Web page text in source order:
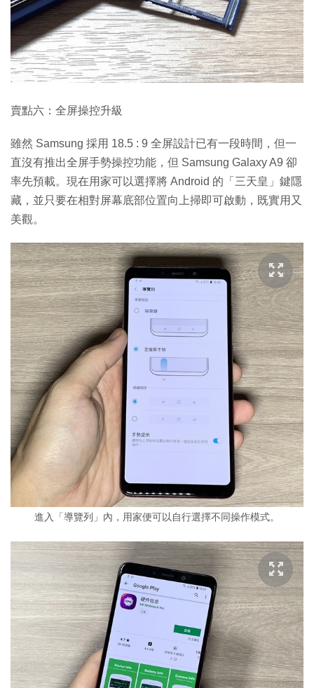
賣點六：全屏操控升級
雖然 Samsung 採用 18.5 : 9 全屏設計已有一段時間，但一
直沒有推出全屏手勢操控功能，但 Samsung Galaxy A9 卻
率先預載。現在用家可以選擇將 Android 的「三天皇」鍵隱
藏，並只要在相對屏幕底部位置向上掃即可啟動，既實用又
美觀。
進入「導覽列」內，用家便可以自行選擇不同操作模式。